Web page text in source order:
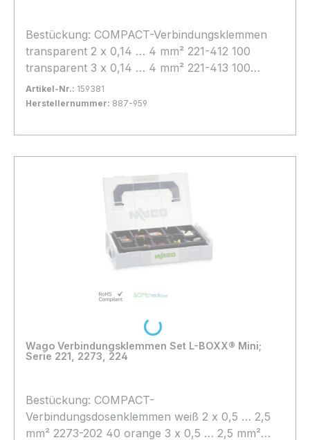
Bestückung: COMPACT-Verbindungsklemmen
transparent 2 x 0,14 … 4 mm² 221-412 100
transparent 3 x 0,14 … 4 mm² 221-413 100
transparent 5 x 0,14 … 4 mm² 221-415 25
COMPACT-Verbindungsklemmen transparent 3 x
Artikel-Nr.: 159381
Herstellernummer: 887-959
In den Warenkorb
Wago Verbindungsklemmen Set L-BOXX® Mini;
Serie 221, 2273, 224
Bestückung: COMPACT-
Verbindungsdosenklemmen weiß 2 x 0,5 … 2,5
mm² 2273-202 40 orange 3 x 0,5 … 2,5 mm²
Loading...